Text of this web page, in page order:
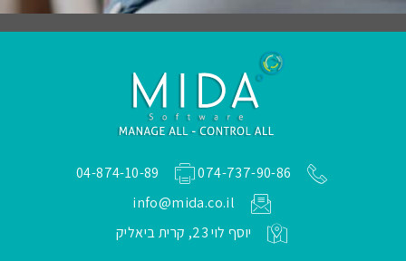
074-737-90-86
04-874-10-89
info@mida.co.il
יוסף לוי 23, קרית ביאליק